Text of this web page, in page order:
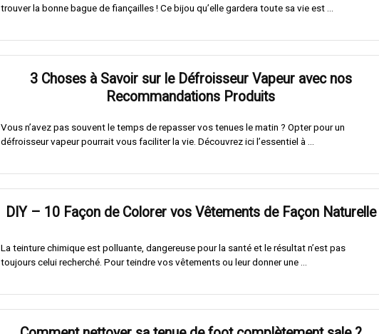
trouver la bonne bague de fiançailles ! Ce bijou qu’elle gardera toute sa vie est ...
3 Choses à Savoir sur le Défroisseur Vapeur avec nos
Recommandations Produits
Vous n’avez pas souvent le temps de repasser vos tenues le matin ? Opter pour un
défroisseur vapeur pourrait vous faciliter la vie. Découvrez ici l’essentiel à ...
DIY – 10 Façon de Colorer vos Vêtements de Façon Naturelle
La teinture chimique est polluante, dangereuse pour la santé et le résultat n’est pas
toujours celui recherché. Pour teindre vos vêtements ou leur donner une ...